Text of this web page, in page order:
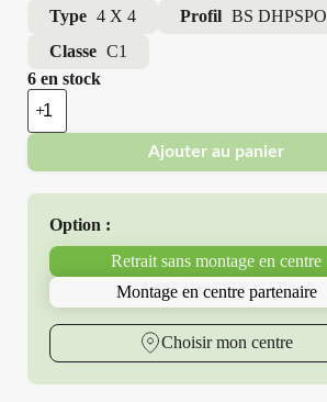
Type 4 X 4 Profil BS DHPSPO
Classe C1
6 en stock
quantité
de
Bridgestone
Pneus
Neufs
235/50R18
DHPSPO
Ajouter au panier
Option :
Retrait sans montage en centre
Montage en centre partenaire
Choisir mon centre